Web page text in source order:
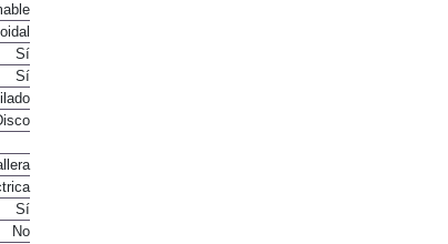
Sí
Sí
Sí
No